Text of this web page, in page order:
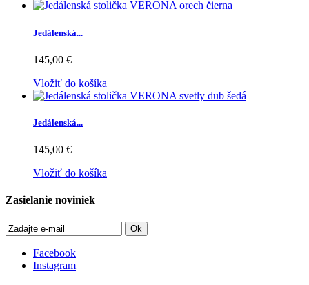
Jedálenská...
145,00 €
Vložiť do košíka
Jedálenská...
145,00 €
Vložiť do košíka
Zasielanie noviniek
Ok
Facebook
Instagram